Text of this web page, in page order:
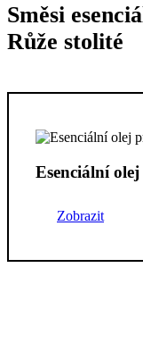
Směsi
Růže stolité
Esenciální
Zobrazit